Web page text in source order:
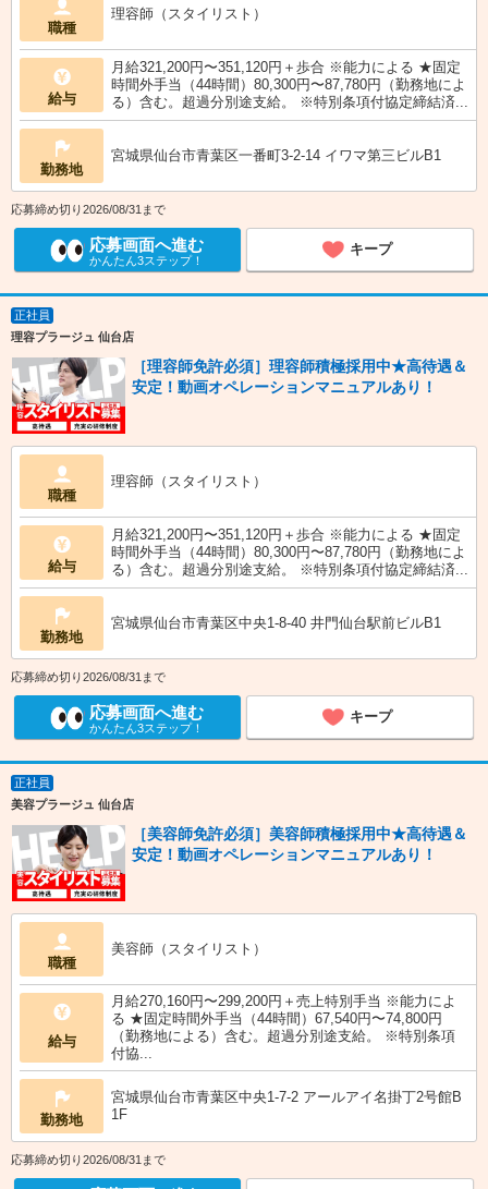
職種
理容師（スタイリスト）
給与
月給321,200円〜351,120円＋歩合 ※能力による ★固定
時間外手当（44時間）80,300円〜87,780円（勤務地によ
る）含む。超過分別途支給。 ※特別条項付協定締結済...
勤務地
宮城県仙台市青葉区一番町3-2-14 イワマ第三ビルB1
応募締め切り2026/08/31まで
応募画面へ進む
かんたん3ステップ！
キープ
正社員
理容プラージュ 仙台店
［理容師免許必須］理容師積極採用中★高待遇＆
安定！動画オペレーションマニュアルあり！
職種
理容師（スタイリスト）
給与
月給321,200円〜351,120円＋歩合 ※能力による ★固定
時間外手当（44時間）80,300円〜87,780円（勤務地によ
る）含む。超過分別途支給。 ※特別条項付協定締結済...
勤務地
宮城県仙台市青葉区中央1-8-40 井門仙台駅前ビルB1
応募締め切り2026/08/31まで
応募画面へ進む
かんたん3ステップ！
キープ
正社員
美容プラージュ 仙台店
［美容師免許必須］美容師積極採用中★高待遇＆
安定！動画オペレーションマニュアルあり！
職種
美容師（スタイリスト）
給与
月給270,160円〜299,200円＋売上特別手当 ※能力によ
る ★固定時間外手当（44時間）67,540円〜74,800円
（勤務地による）含む。超過分別途支給。 ※特別条項
付協...
勤務地
宮城県仙台市青葉区中央1-7-2 アールアイ名掛丁2号館B
1F
応募締め切り2026/08/31まで